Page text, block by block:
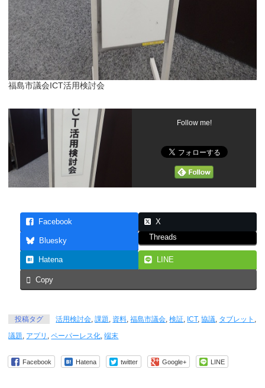
福島市議会ICT活用検討会
Follow me!
Facebook X
Bluesky Threads
Hatena LINE
Copy
投稿タグ 活用検討会 ,課題 資料 ,福島市議会 ,検証 ICT,協議 タブレット
議題 アプリ ,ペーパーレス化 ,端末
Facebook Hatena twitter Google+ LINE